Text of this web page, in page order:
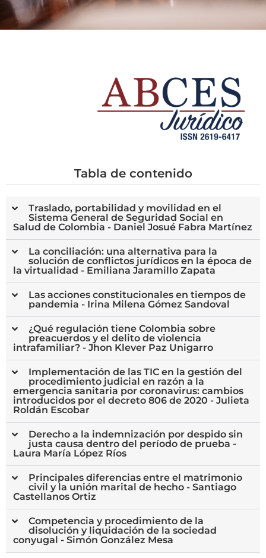
Tabla de contenido
Traslado, portabilidad y movilidad en el
Sistema General de Seguridad Social en
Salud de Colombia - Daniel Josué Fabra Martínez
La conciliación: una alternativa para la
solución de conflictos jurídicos en la época de
la virtualidad - Emiliana Jaramillo Zapata
Las acciones constitucionales en tiempos de
pandemia - Irina Milena Gómez Sandoval
¿Qué regulación tiene Colombia sobre
preacuerdos y el delito de violencia
intrafamiliar? - Jhon Klever Paz Unigarro
Implementación de las TIC en la gestión del
procedimiento judicial en razón a la
emergencia sanitaria por coronavirus: cambios
introducidos por el decreto 806 de 2020 - Julieta
Roldán Escobar
Derecho a la indemnización por despido sin
justa causa dentro del período de prueba -
Laura María López Ríos
Principales diferencias entre el matrimonio
civil y la unión marital de hecho - Santiago
Castellanos Ortiz
Competencia y procedimiento de la
disolución y liquidación de la sociedad
conyugal - Simón González Mesa